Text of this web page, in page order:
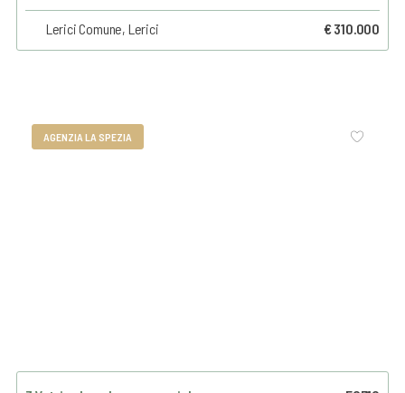
Lerici Comune, Lerici € 310.000
AGENZIA LA SPEZIA